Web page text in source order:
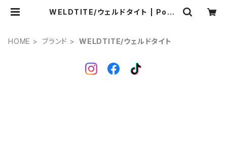
WELDTITE/ウェルドタイト | Pong
HOME ブランド WELDTITE/ウェルドタイト